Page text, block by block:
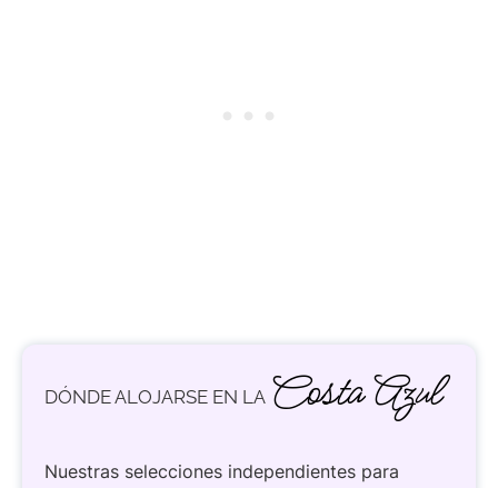
DÓNDE ALOJARSE EN LA Costa Azul
Nuestras selecciones independientes para